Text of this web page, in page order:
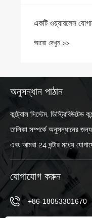
একটি ওয়্যারলেস
আরো দেখুন >>
অনুসন্ধান পাঠান
কন্ট্রোল সিস্টেম, ডিস্ট্রিবিউটেড
তালিকা সম্পর্কে অনুসন্ধানের
এবং আমরা 24 ঘন্টার মধ্যে
যোগাযোগ করুন
+86-18053301670